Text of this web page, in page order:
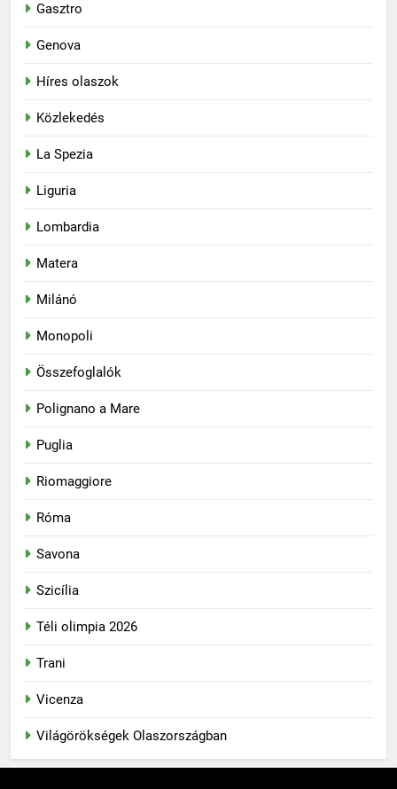
Gasztro
Genova
Híres olaszok
Közlekedés
La Spezia
Liguria
Lombardia
Matera
Milánó
Monopoli
Összefoglalók
Polignano a Mare
Puglia
Riomaggiore
Róma
Savona
Szicília
Téli olimpia 2026
Trani
Vicenza
Világörökségek Olaszországban